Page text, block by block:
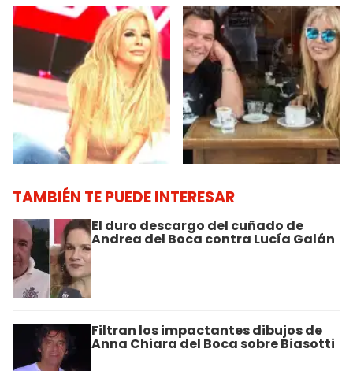
TAMBIÉN TE PUEDE INTERESAR
El duro descargo del cuñado de
Andrea del Boca contra Lucía Galán
Filtran los impactantes dibujos de
Anna Chiara del Boca sobre Biasotti